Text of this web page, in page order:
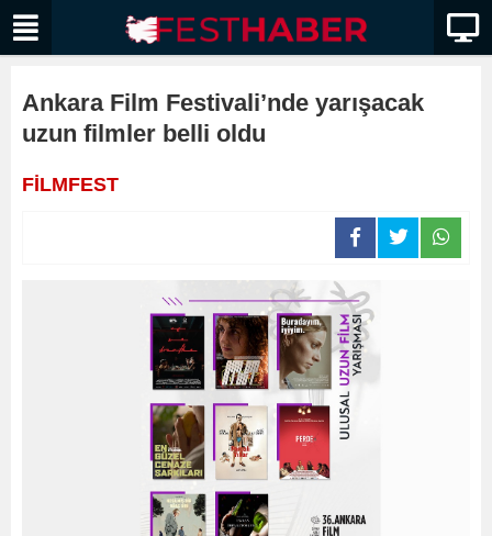
Ankara Film Festivali’nde yarışacak
uzun filmler belli oldu
FİLMFEST